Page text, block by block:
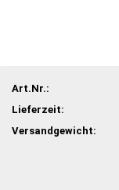
Art.Nr.:
Lieferzeit:
Versandgewicht: